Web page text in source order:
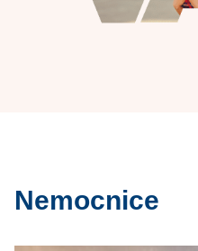
Nemocnice